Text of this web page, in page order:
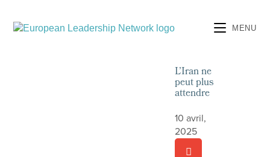
MENU
L’Iran ne
peut plus
attendre
10 avril,
2025